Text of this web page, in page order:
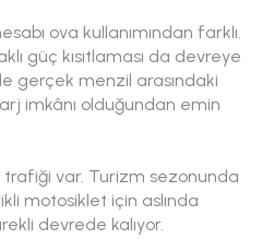
ova kullanımından farklı.
güç kısıtlaması da devreye
gerçek menzil arasındaki
imkânı olduğundan emin
var. Turizm sezonunda
motosiklet için aslında
devrede kalıyor.